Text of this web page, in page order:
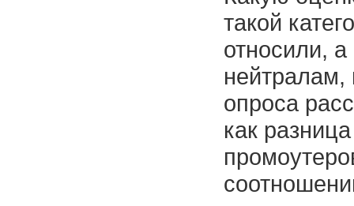
такой
относили,
нейтралам,
опроса
как